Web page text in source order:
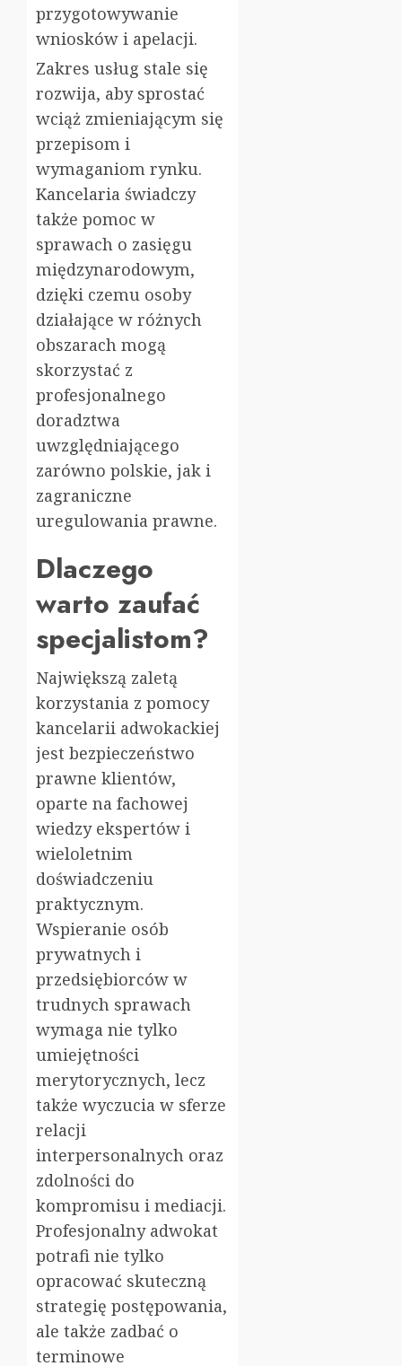
przygotowywanie
wniosków i apelacji.
Zakres usług stale się
rozwija, aby sprostać
wciąż zmieniającym się
przepisom i
wymaganiom rynku.
Kancelaria świadczy
także pomoc w
sprawach o zasięgu
międzynarodowym,
dzięki czemu osoby
działające w różnych
obszarach mogą
skorzystać z
profesjonalnego
doradztwa
uwzględniającego
zarówno polskie, jak i
zagraniczne
uregulowania prawne.
Dlaczego
warto zaufać
specjalistom?
Największą zaletą
korzystania z pomocy
kancelarii adwokackiej
jest bezpieczeństwo
prawne klientów,
oparte na fachowej
wiedzy ekspertów i
wieloletnim
doświadczeniu
praktycznym.
Wspieranie osób
prywatnych i
przedsiębiorców w
trudnych sprawach
wymaga nie tylko
umiejętności
merytorycznych, lecz
także wyczucia w sferze
relacji
interpersonalnych oraz
zdolności do
kompromisu i mediacji.
Profesjonalny adwokat
potrafi nie tylko
opracować skuteczną
strategię postępowania,
ale także zadbać o
terminowe